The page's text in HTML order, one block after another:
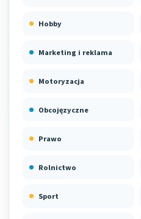
Hobby
Marketing i reklama
Motoryzacja
Obcojęzyczne
Prawo
Rolnictwo
Sport